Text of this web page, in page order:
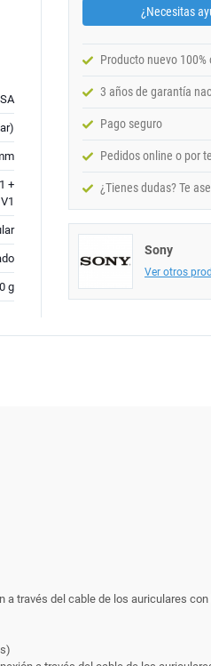
+
g
¿Necesitas
Producto nuevo 100%
3 años de garantía
Pago seguro
Pedidos online o por
¿Tienes dudas? Te
Sony
Ver otros
través del cable de los auriculares